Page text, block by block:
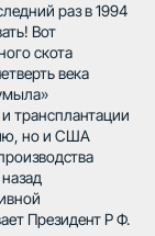
раз в 1994
Вот
скота
века
трансплантации
но и США
Президент Р Ф.